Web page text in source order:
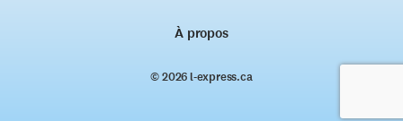
À propos
© 2026 l‑express.ca